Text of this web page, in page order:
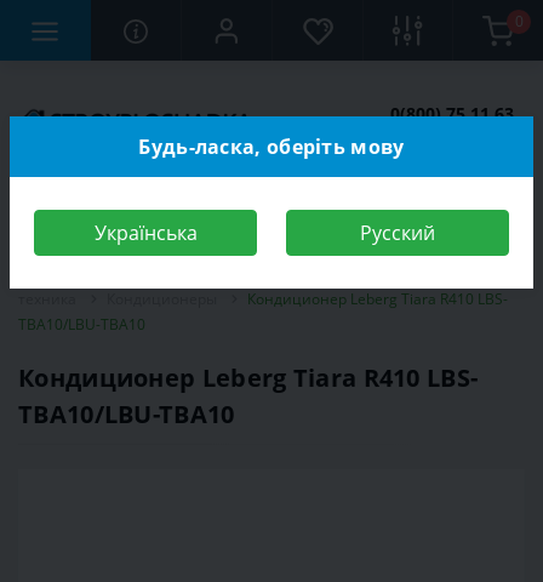
0
0(800) 75 11 63
Кондиционер Leberg Tiara R410 LBS-
TBA10/LBU-TBA10
Кондиционер Leberg Tiara R410 LBS-
TBA10/LBU-TBA10
Будь-ласка, оберіть мову
Українська Русский